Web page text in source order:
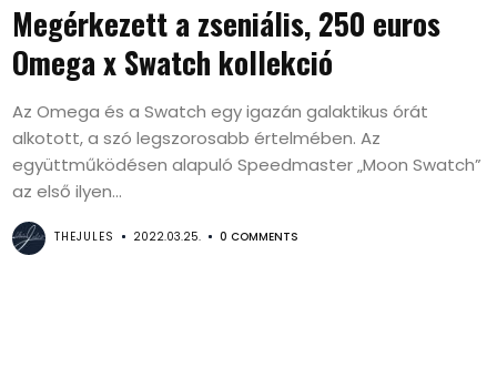
Megérkezett a zseniális, 250 euros
Omega x Swatch kollekció
Az Omega és a Swatch egy igazán galaktikus órát
alkotott, a szó legszorosabb értelmében. Az
együttműködésen alapuló Speedmaster „Moon Swatch”
az első ilyen...
THEJULES 2022.03.25. 0 COMMENTS